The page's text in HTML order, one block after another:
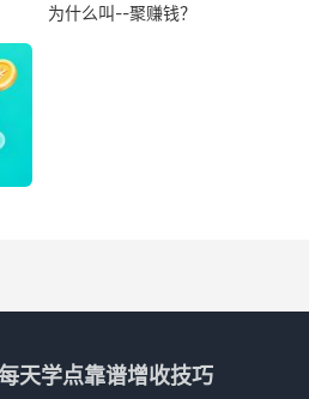
为什么叫--聚赚钱？
天学点靠谱增收技巧